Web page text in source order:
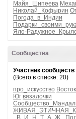
Майя_Шипеева
Николай_Кофырин
Погода_в_Индии
Яло-
Сообщества
Участник сообществ
(Всего в списке: 20)
про_искусство
Юг вязалочки
_В_И_Н_Т_А_Ж_